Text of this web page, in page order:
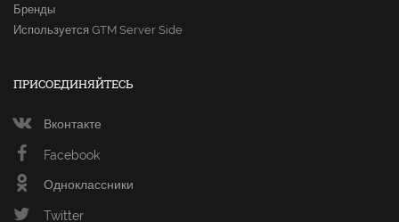
Бренды
Используется GTM Server Side
ПРИСОЕДИНЯЙТЕСЬ
Вконтакте
Facebook
Одноклассники
Twitter